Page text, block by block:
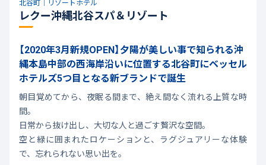
北谷町｜リゾートホテル
レクー沖縄北谷スパ＆リゾート
【2020年3月新規OPEN】夕陽が美しい事で知られる沖
縄本島中部の西海岸沿いに位置する北谷町にベッセル
ホテルズ5つ目となる新ブランドで誕生
朝目覚めてから、夜眠る間まで、絶え間なく流れる上質な時
間。
日常から抜け出し、大切な人と過ごす贅沢な空間。
空と緑に囲まれたロケーションと、ラグジュアリーな体験
で、忘れられない思い出を。